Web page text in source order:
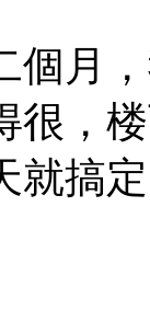
個月
很，
就搞